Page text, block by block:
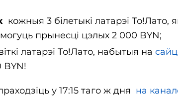
кожныя 3 білетыкі латарэі То!Лато,
могуць прынесці цэлых 2 000 BYN;
латарэі То!Лато, набытыя на
BYN!
у 17:15 таго ж дня на